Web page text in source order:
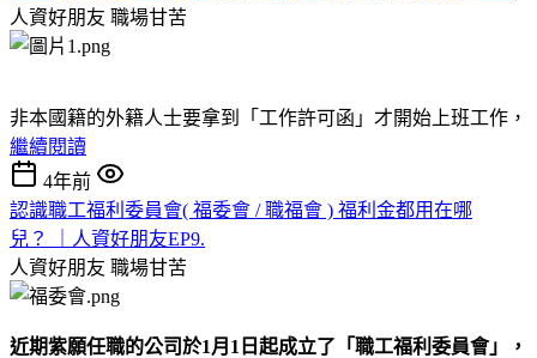
人資好朋友 職場甘苦
非本國籍的外籍人士要拿到「工作許可函」才開始上班工作，
繼續閱讀
4年前
認識職工福利委員會( 福委會 / 職福會 ) 福利金都用在哪
兒？ ｜人資好朋友EP9.
人資好朋友 職場甘苦
近期紫願任職的公司於1月1日起成立了「職工福利委員會」，